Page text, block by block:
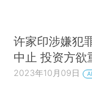
许家印涉嫌犯
中止 投资方欲
2023年10月09日